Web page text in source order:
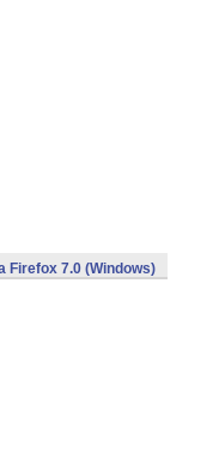
Firefox 7.0 (Windows)